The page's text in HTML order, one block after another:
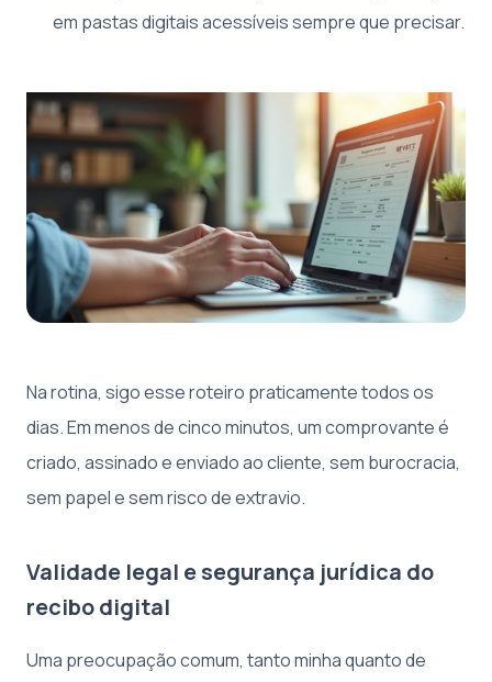
em pastas digitais acessíveis sempre que precisar.
Na rotina, sigo esse roteiro praticamente todos os
dias. Em menos de cinco minutos, um comprovante é
criado, assinado e enviado ao cliente, sem burocracia,
sem papel e sem risco de extravio.
Validade legal e segurança jurídica do
recibo digital
Uma preocupação comum, tanto minha quanto de